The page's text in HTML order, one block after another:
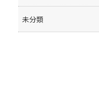
未分類